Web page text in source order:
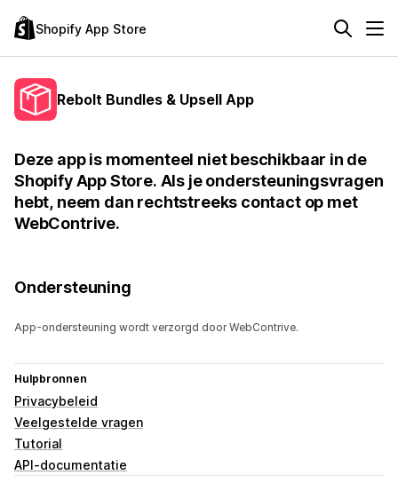
Shopify App Store
Rebolt Bundles & Upsell App
Deze app is momenteel niet beschikbaar in de
Shopify App Store. Als je ondersteuningsvragen
hebt, neem dan rechtstreeks contact op met
WebContrive.
Ondersteuning
App-ondersteuning wordt verzorgd door WebContrive.
Hulpbronnen
Privacybeleid
Veelgestelde vragen
Tutorial
API-documentatie